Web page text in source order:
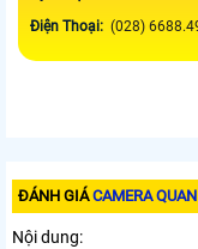
Điện Thoại: (028)
ĐÁNH GIÁCAMERA
Nội dung: